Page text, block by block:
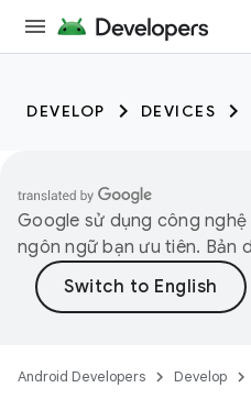
DEVELOP DEVICES
Google sử dụng công
ngôn ngữ bạn ưu tiên. Bản
Android Developers Develop